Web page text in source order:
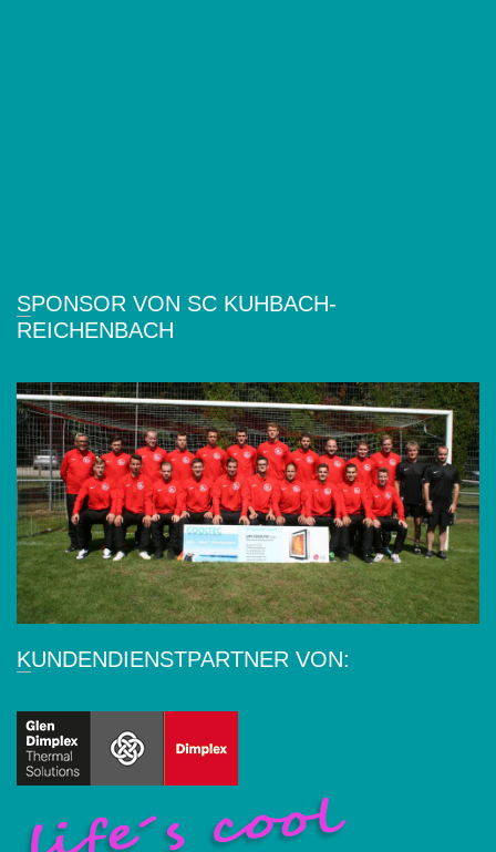
SPONSOR VON SC KUHBACH-
REICHENBACH
KUNDENDIENSTPARTNER VON: